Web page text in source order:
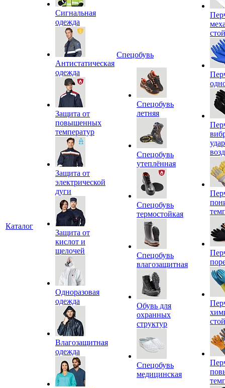
Каталог
Сигнальная
одежда
Антистатическая
одежда
Защита от
повышенных
температур
Защита от
электрической
дуги
Защита от
кислот и
щелочей
Одноразовая
одежда
Влагозащитная
одежда
Спецобувь
Спецобувь
летняя
Спецобувь
утеплённая
Спецобувь
термостойкая
Спецобувь
влагозащитная
Обувь для
охранных
структур
Спецобувь
медицинская